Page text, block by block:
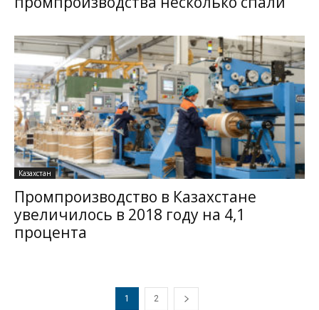
Казахстан
Промпроизводство в Казахстане
увеличилось в 2018 году на 4,1
процента
1 2